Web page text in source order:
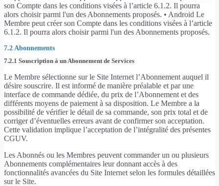
son Compte dans les conditions visées à l’article 6.1.2. Il pourra
alors choisir parmi l'un des Abonnements proposés. • Android Le
Membre peut créer son Compte dans les conditions visées à l’article
6.1.2. Il pourra alors choisir parmi l'un des Abonnements proposés.
7.2 Abonnements
7.2.1 Souscription à un Abonnement de Services
Le Membre sélectionne sur le Site Internet l’Abonnement auquel il
désire souscrire. Il est informé de manière préalable et par une
interface de commande dédiée, du prix de l’Abonnement et des
différents moyens de paiement à sa disposition. Le Membre a la
possibilité de vérifier le détail de sa commande, son prix total et de
corriger d’éventuelles erreurs avant de confirmer son acceptation.
Cette validation implique l’acceptation de l’intégralité des présentes
CGUV.
Les Abonnés ou les Membres peuvent commander un ou plusieurs
Abonnements complémentaires leur donnant accès à des
fonctionnalités avancées du Site Internet selon les formules détaillées
sur le Site.